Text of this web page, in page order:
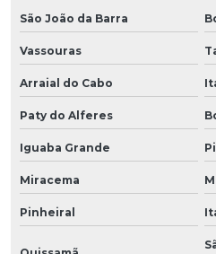
São João da Barra
Vassouras
Arraial do Cabo
Paty do Alferes
Iguaba Grande
Miracema
Pinheiral